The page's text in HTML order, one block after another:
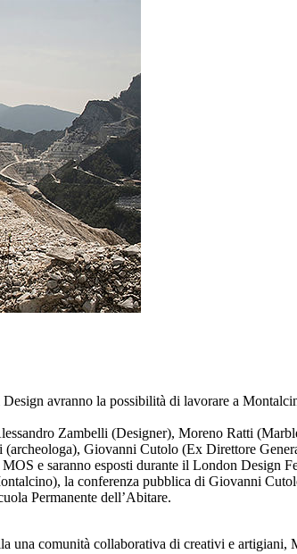
avranno la possibilità di lavorare a
Zambelli (Designer), Moreno Ratti
Giovanni Cutolo (Ex Direttore
e saranno esposti durante il London Design
la conferenza pubblica di Giovanni
Permanente dell’Abitare.
comunità collaborativa di creativi e